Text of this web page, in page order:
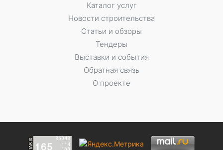
Каталог услуг
Новости строительства
Статьи и обзоры
Тендеры
Выставки и события
Обратная связь
О проекте